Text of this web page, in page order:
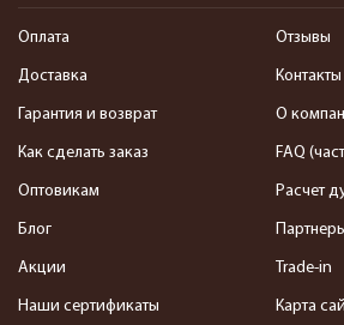
Оплата
Доставка
Гарантия и возврат
Как сделать заказ
Оптовикам
Блог
Акции
Наши сертификаты
Отзывы
Контакты
О
FAQ
Расчет
Trade-in
Карта